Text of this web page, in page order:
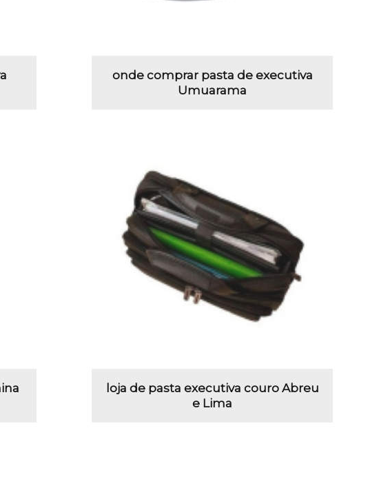
onde comprar pasta de executiva
Umuarama
loja de pasta executiva couro Abreu
e Lima